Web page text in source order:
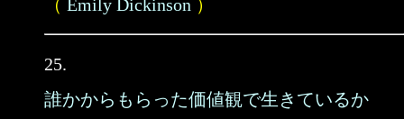
（ Emily Dickinson ）
25.
誰かからもらった価値観で生きているか